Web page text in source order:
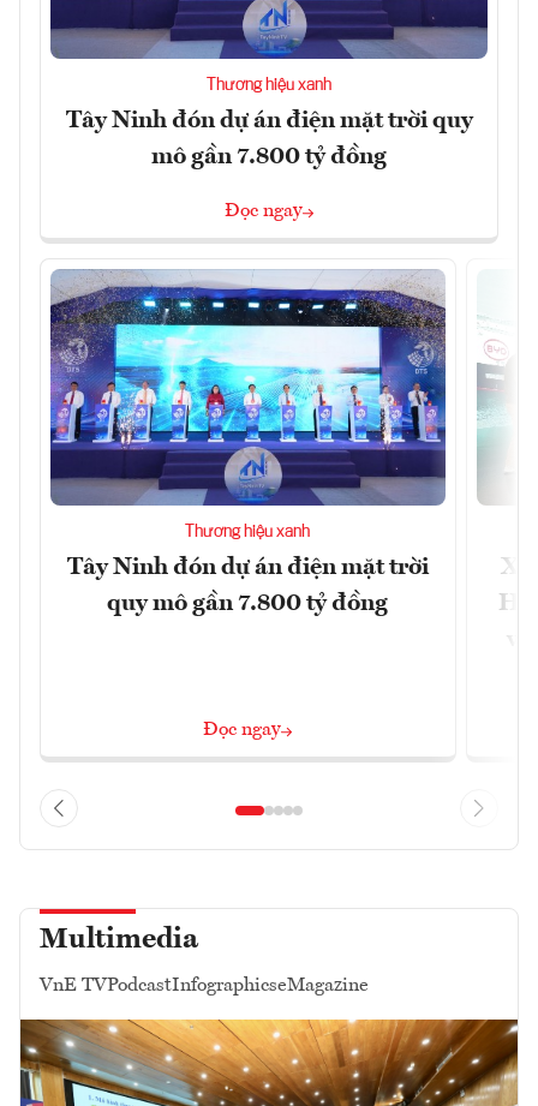
Thương hiệu xanh
Tây Ninh đón dự án điện mặt trời quy
mô gần 7.800 tỷ đồng
Đọc ngay
Thương hiệu xanh
Tây Ninh đón dự án điện mặt trời
quy mô gần 7.800 tỷ đồng
Đọc ngay
Xe
Multimedia
VnE TVPodcastInfographicseMagazine